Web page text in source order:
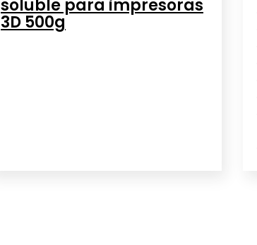
soluble para impresoras
3D 500g